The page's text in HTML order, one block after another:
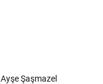
Ayşe Şaşmazel